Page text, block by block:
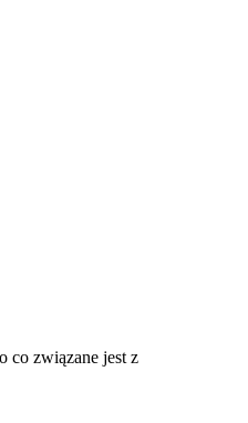
co związane jest z